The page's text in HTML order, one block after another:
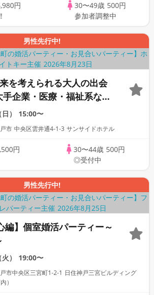
円
30〜49歳 500円
参加者調整中
男性先行中!
を考えられる大人の出会
企業・医療・福祉系など
心」個室スタイ
Matching/マッチング
） 15:00〜
市 中央区雲井通4-1-3 サンサイドホテル
円
30〜44歳 500円
◎受付中
男性先行中!
編】個室婚活パーティー～
） 19:00〜
市中央区三宮町1-2-1 日住神戸三宮ビルディング
）